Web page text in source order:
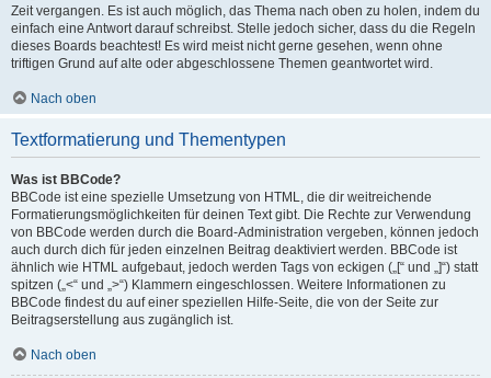
Zeit vergangen. Es ist auch möglich, das Thema nach oben zu holen, indem du
einfach eine Antwort darauf schreibst. Stelle jedoch sicher, dass du die Regeln
dieses Boards beachtest! Es wird meist nicht gerne gesehen, wenn ohne
triftigen Grund auf alte oder abgeschlossene Themen geantwortet wird.
Nach oben
Textformatierung und Thementypen
Was ist BBCode?
BBCode ist eine spezielle Umsetzung von HTML, die dir weitreichende
Formatierungsmöglichkeiten für deinen Text gibt. Die Rechte zur Verwendung
von BBCode werden durch die Board-Administration vergeben, können jedoch
auch durch dich für jeden einzelnen Beitrag deaktiviert werden. BBCode ist
ähnlich wie HTML aufgebaut, jedoch werden Tags von eckigen („[“ und „]“) statt
spitzen („<“ und „>“) Klammern eingeschlossen. Weitere Informationen zu
BBCode findest du auf einer speziellen Hilfe-Seite, die von der Seite zur
Beitragserstellung aus zugänglich ist.
Nach oben